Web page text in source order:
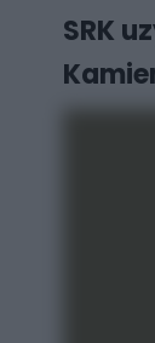
SRK